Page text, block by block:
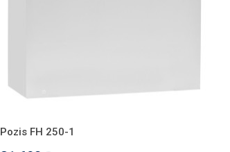
Pozis FH 250-1